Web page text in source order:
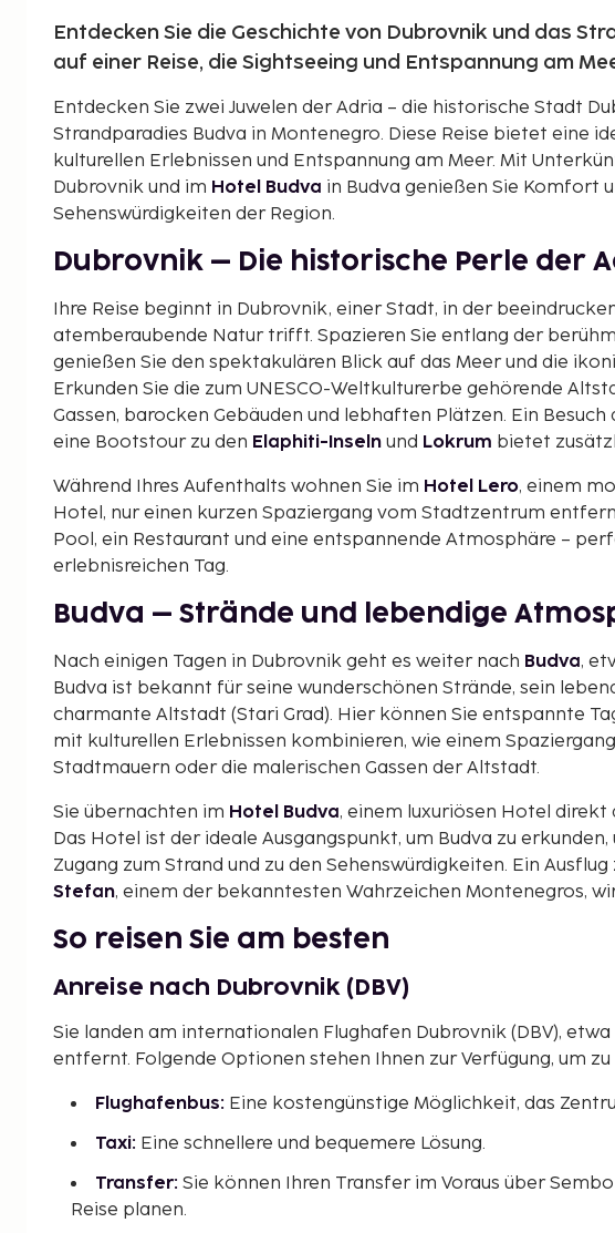
Entdecken Sie die Geschichte von Dubrovnik und das
auf einer Reise, die Sightseeing und Entspannung am
Entdecken Sie zwei Juwelen der Adria – die historische Stadt
Strandparadies Budva in Montenegro. Diese Reise bietet eine
kulturellen Erlebnissen und Entspannung am Meer. Mit
Dubrovnik und im Hotel Budva in Budva genießen Sie Komfort
Sehenswürdigkeiten der Region.
Dubrovnik – Die historische Perle der
Ihre Reise beginnt in Dubrovnik, einer Stadt, in der
atemberaubende Natur trifft. Spazieren Sie entlang der
genießen Sie den spektakulären Blick auf das Meer und die
Erkunden Sie die zum UNESCO-Weltkulturerbe gehörende
Gassen, barocken Gebäuden und lebhaften Plätzen. Ein
eine Bootstour zu den Elaphiti-Inseln und Lokrum bietet
Während Ihres Aufenthalts wohnen Sie im Hotel Lero, einem
Hotel, nur einen kurzen Spaziergang vom Stadtzentrum
Pool, ein Restaurant und eine entspannende Atmosphäre –
erlebnisreichen Tag.
Budva – Strände und lebendige
Nach einigen Tagen in Dubrovnik geht es weiter nach Budva,
Budva ist bekannt für seine wunderschönen Strände, sein
charmante Altstadt (Stari Grad). Hier können Sie entspannte
mit kulturellen Erlebnissen kombinieren, wie einem
Stadtmauern oder die malerischen Gassen der Altstadt.
Sie übernachten im Hotel Budva, einem luxuriösen Hotel
Das Hotel ist der ideale Ausgangspunkt, um Budva zu
Zugang zum Strand und zu den Sehenswürdigkeiten. Ein Ausflug
Stefan, einem der bekanntesten Wahrzeichen Montenegros,
So reisen Sie am besten
Anreise nach Dubrovnik (DBV)
Sie landen am internationalen Flughafen Dubrovnik (DBV),
entfernt. Folgende Optionen stehen Ihnen zur Verfügung, um
Flughafenbus: Eine kostengünstige Möglichkeit, das
Taxi: Eine schnellere und bequemere Lösung.
Transfer: Sie können Ihren Transfer im Voraus über
Reise planen.